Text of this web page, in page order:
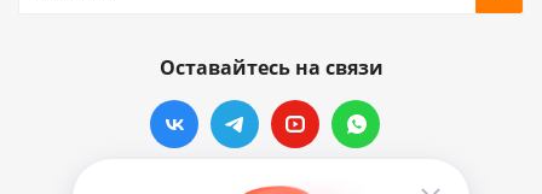
Оставайтесь на связи